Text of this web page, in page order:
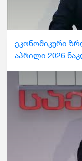
ეკონომიკური
აპრილი 2026